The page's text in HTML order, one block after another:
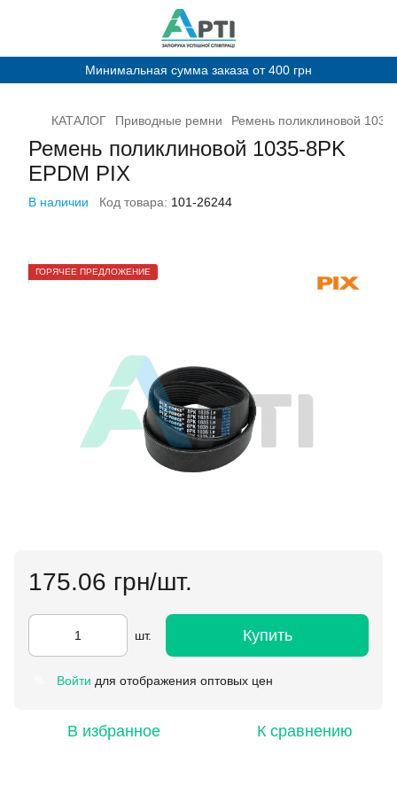
Минимальная сумма заказа от 400 грн
КАТАЛОГ Приводные ремни Ремень поликлиновой
Ремень поликлиновой 1035-8PK
EPDM PIX
В наличии Код товара: 101-26244
ГОРЯЧЕЕ ПРЕДЛОЖЕНИЕ
175.06 грн/шт.
шт. Купить
Войти для отображения оптовых цен
В избранное К сравнению